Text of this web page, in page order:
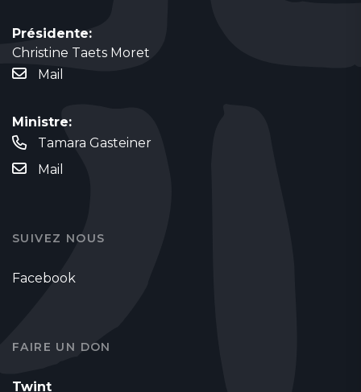
Présidente:
Christine Taets Moret
Mail
Ministre:
Tamara Gasteiner
Mail
SUIVEZ NOUS
Facebook
FAIRE UN DON
Twint